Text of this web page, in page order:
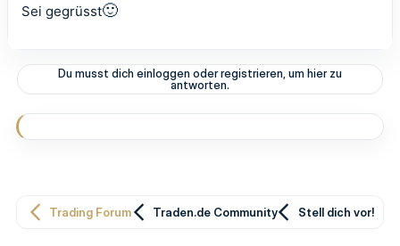
Sei gegrüsst🙂
Du musst dich einloggen oder registrieren, um hier zu
antworten.
Trading Forum Traden.de Community Stell dich vor!